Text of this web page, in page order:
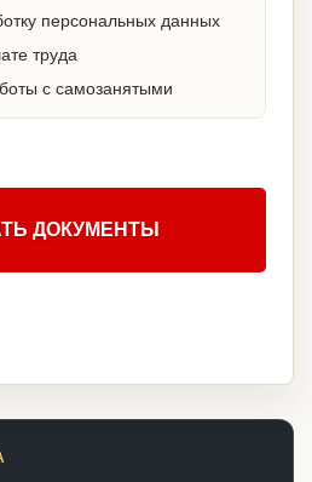
персональных данных
труда
с самозанятыми
ДОКУМЕНТЫ